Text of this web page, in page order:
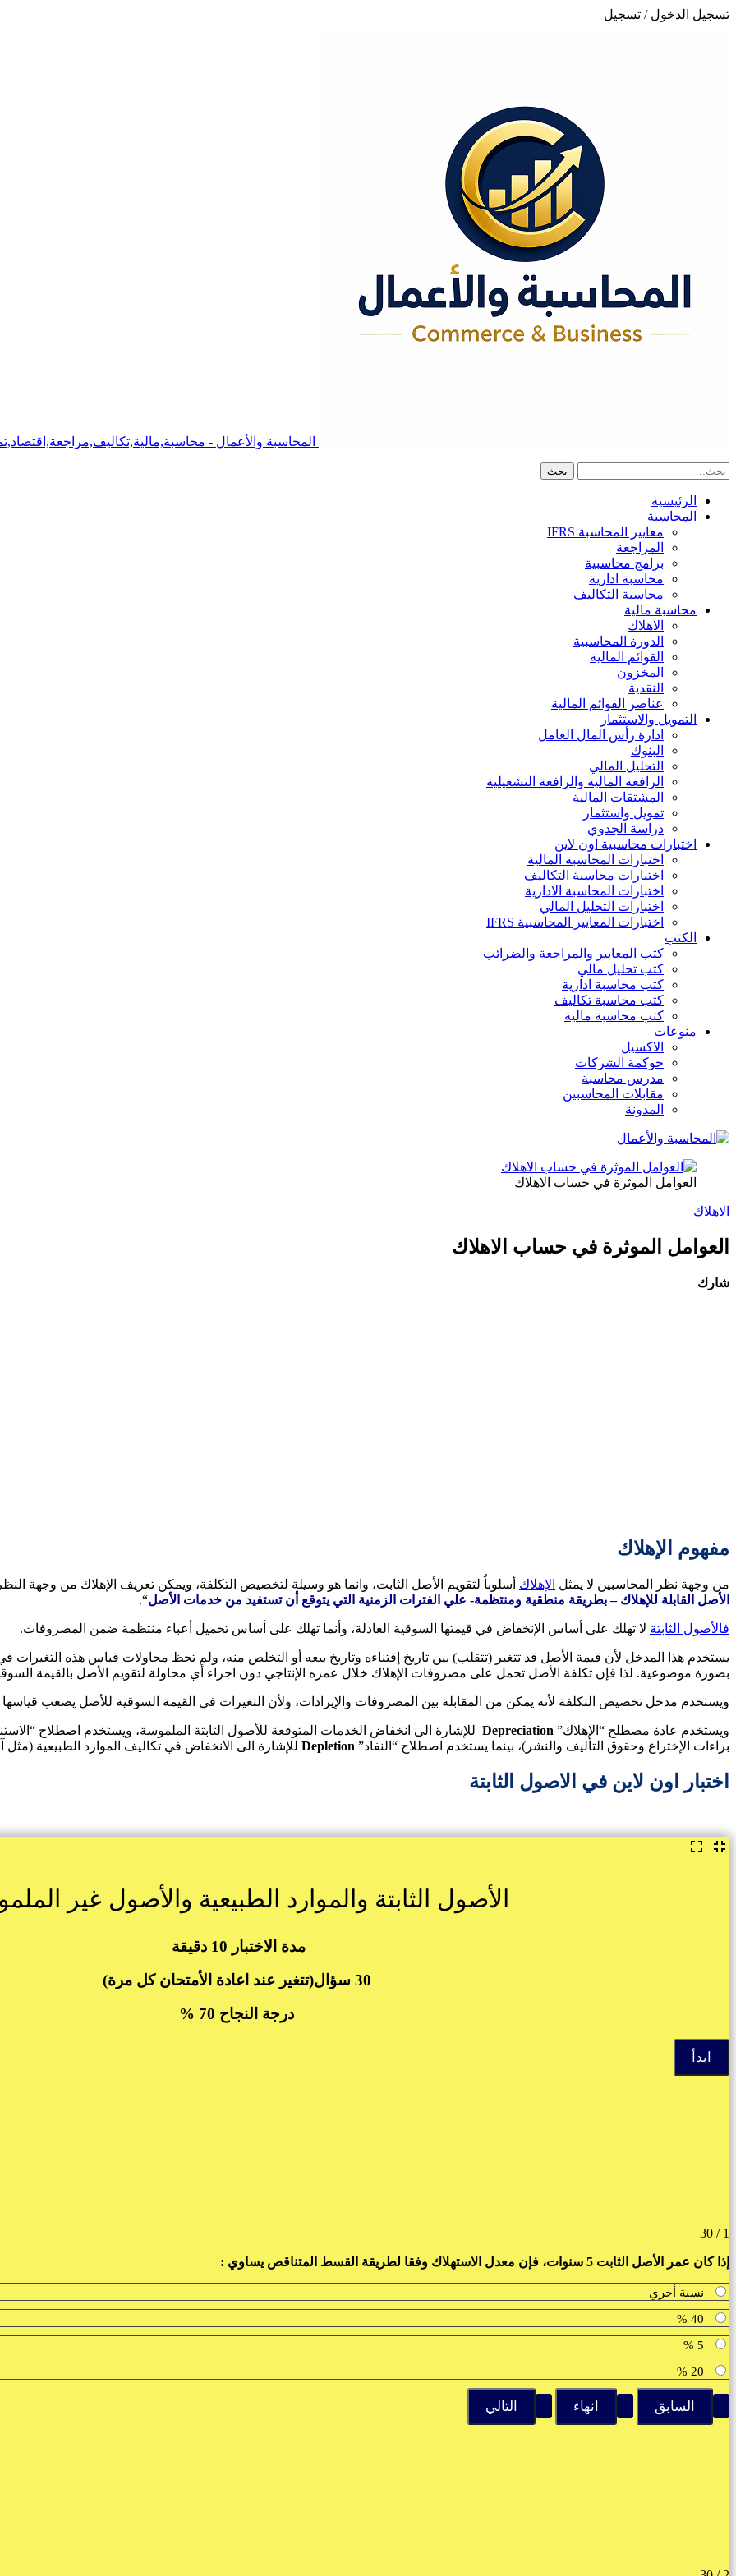
تسجيل الدخول / تسجيل
المحاسبة والأعمال -
الرئيسية
المحاسبة
معايير المحاسبة IFRS
المراجعة
برامج محاسبية
محاسبة ادارية
محاسبة التكاليف
محاسبة مالية
الاهلاك
الدورة المحاسبية
القوائم المالية
المخزون
النقدية
عناصر القوائم المالية
التمويل والاستثمار
ادارة رأس المال العامل
البنوك
التحليل المالي
الرافعة المالية والرافعة التشغيلية
المشتقات المالية
تمويل واستثمار
دراسة الجدوي
اختبارات محاسبية اون لاين
اختبارات المحاسبة المالية
اختبارات محاسبة التكاليف
اختبارات المحاسبة الادارية
اختبارات التحليل المالي
اختبارات المعايير المحاسبية IFRS
الكتب
كتب المعايير والمراجعة والضرائب
كتب تحليل مالي
كتب محاسبة ادارية
كتب محاسبة تكاليف
كتب محاسبة مالية
منوعات
الاكسيل
حوكمة الشركات
مدرس محاسبة
مقابلات المحاسبين
المدونة
العوامل الموثرة في حساب الاهلاك
الاهلاك
العوامل الموثرة في حساب الاهلاك
شارك
مفهوم الإهلاك
من وجهة نظر المحاسبين لا يمثل الإهلاك أسلوباٌ لتقويم الأصل الثابت، وانما هو وسيلة لتخصيص التكلفة، ويمكن تعريف الإهلاك من وجهة
الأصل القابلة للإهلاك – بطريقة منطقية ومنتظمة- علي الفترات الزمنية التي يتوقع أن تستفيد من خدمات الأصل“.
فالأصول الثابتة لا تهلك على أساس الإنخفاض في قيمتها السوقية العادلة، وأنما تهلك على أساس تحميل أعباء منتظمة ضمن المصروفات.
يستخدم هذا المدخل لأن قيمة الأصل قد تتغير (تتقلب) بين تاريخ إقتناءه وتاريخ بيعه أو التخلص منه، ولم تحظ محاولات قياس هذه التغيرات
بصورة موضوعية. لذا فإن تكلفة الأصل تحمل على مصروفات الإهلاك خلال عمره الإنتاجي دون اجراء أي محاولة لتقويم الأصل بالقيمة السوقية
ويستخدم مدخل تخصيص التكلفة لأنه يمكن من المقابلة بين المصروفات والإيرادات، ولأن التغيرات في القيمة السوقية للأصل يصعب
ويستخدم عادة مصطلح “الإهلاك” Depreciation للإشارة الى انخفاض الخدمات المتوقعة للأصول الثابتة الملموسة، ويستخدم اصطلاح
براءات الإختراع وحقوق التأليف والنشر)، بينما يستخدم اصطلاح “النفاد” Depletion للإشارة الى الانخفاض في تكاليف الموارد الطبيعية (مثل
اختبار اون لاين في الاصول الثابتة
الأصول الثابتة والموارد الطبيعية والأصول غير
مدة الاختبار 10 دقيقة
30 سؤال(تتغير عند اعادة الأمتحان كل مرة)
درجة النجاح 70 %
1 / 30
إذا كان عمر الأصل الثابت 5 سنوات، فإن معدل الاستهلاك وفقا لطريقة القسط المتناقص يساوي :
نسبة أخري
40 %
5 %
20 %